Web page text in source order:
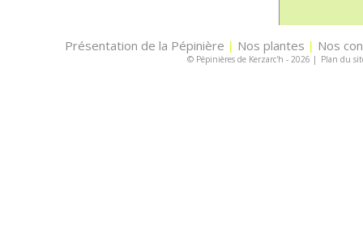
Présentation de la Pépinière | Nos plantes | Nos
© Pépinières de Kerzarc'h - 2026 | Plan du